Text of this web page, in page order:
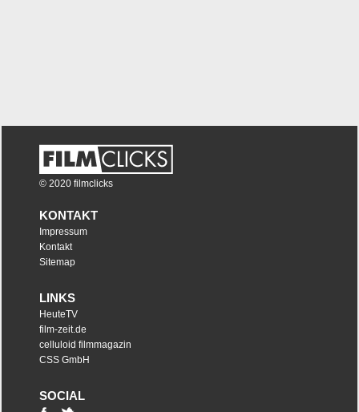
© 2020 filmclicks
KONTAKT
Impressum
Kontakt
Sitemap
LINKS
HeuteTV
film-zeit.de
celluloid filmmagazin
CSS GmbH
SOCIAL